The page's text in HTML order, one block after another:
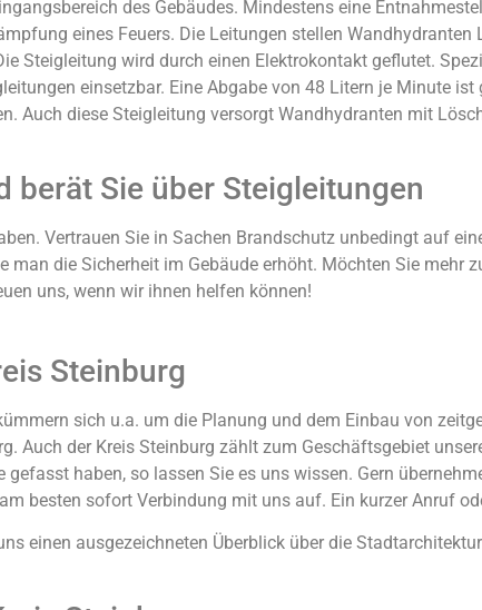
des Gebäudes. Mindestens eine
eines Feuers. Die Leitungen stellen
Steigleitung wird durch einen Elektrokontakt geflutet.
einsetzbar. Eine Abgabe von 48 Litern je Minute
Auch diese Steigleitung versorgt Wandhydranten mit
berät Sie über Steigleitungen
Vertrauen Sie in Sachen Brandschutz unbedingt auf
man die Sicherheit im Gebäude erhöht. Möchten Sie mehr
uns, wenn wir ihnen helfen können!
Steinburg
sich u.a. um die Planung und dem Einbau von
Auch der Kreis Steinburg zählt zum Geschäftsgebiet
haben, so lassen Sie es uns wissen. Gern
besten sofort Verbindung mit uns auf. Ein kurzer Anruf
einen ausgezeichneten Überblick über die